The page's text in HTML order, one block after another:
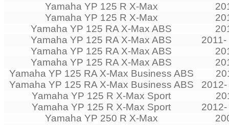
Yamaha YP 125 R X-Max
Yamaha YP 125 R X-Max
Yamaha YP 125 RA X-Max ABS
Yamaha YP 125 RA X-Max ABS
Yamaha YP 125 RA X-Max ABS
Yamaha YP 125 RA X-Max ABS
Yamaha YP 125 RA X-Max Business ABS
Yamaha YP 125 RA X-Max Business ABS
Yamaha YP 125 R X-Max Sport
Yamaha YP 125 R X-Max Sport
Yamaha YP 250 R X-Max